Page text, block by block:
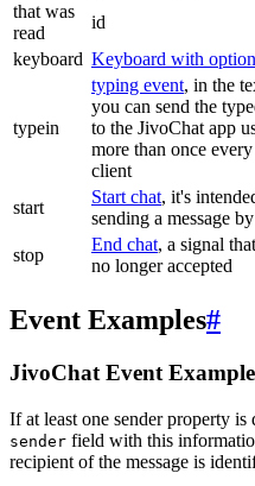
that was
read
id
keyboard Keyboard with
typein
typing event, in the
you can send the
to the JivoChat app
more than once
client
start
Start chat, it's
sending a message
stop
End chat, a signal
no longer accepted
Event Examples#
JivoChat Event
If at least one sender property
sender field with this
recipient of the message is